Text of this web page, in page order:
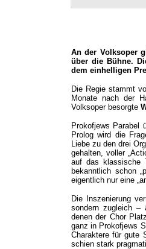
An der Volksoper
über die Bühne.
dem einhelligen
Die Regie stammt
Monate nach der
Volksoper besorgte
Prokofjews Parabel
Prolog wird die
Liebe zu den drei
gehalten, voller
auf das klassische
bekanntlich schon
eigentlich nur eine
Die Inszenierung
sondern zugleich –
denen der Chor
ganz in Prokofjews
Charaktere für gute
schien stark